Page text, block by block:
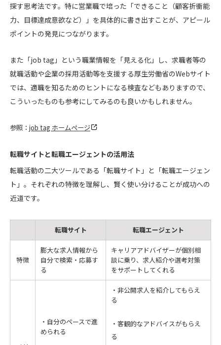
探す思考法です。特に営業職で培った「できること（顧客折衝能
力、目標達成意欲など）」を具体的に書き出すことが、アピール
ポイントの発見につながります。
また「job tag」という職業情報を「見える化」し、求職者等の
就職活動や企業の採用活動等を支援する厚生労働省のWebサイト
では、適職を知るためのヒントになる検査などもありますので、
こういったものも参考にしてみるのも良いかもしれません。
参照： job tag ホームページ
転職サイトと転職エージェントの活用法
転職活動の二大ツールである「転職サイト」と「転職エージェン
ト」。それぞれの特徴を理解し、賢く使い分けることが成功への
近道です。
転職サイト 転職エージェント
特徴
膨大な求人情報から
自分で検索・応募す
る
キャリアアドバイザーが個別相
談に乗り、求人紹介や選考対策
をサポートしてくれる
・自分のペースで進
められる
・非公開求人を紹介してもらえ
る
・客観的なアドバイスがもらえ
る